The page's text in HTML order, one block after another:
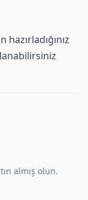
almış olun.